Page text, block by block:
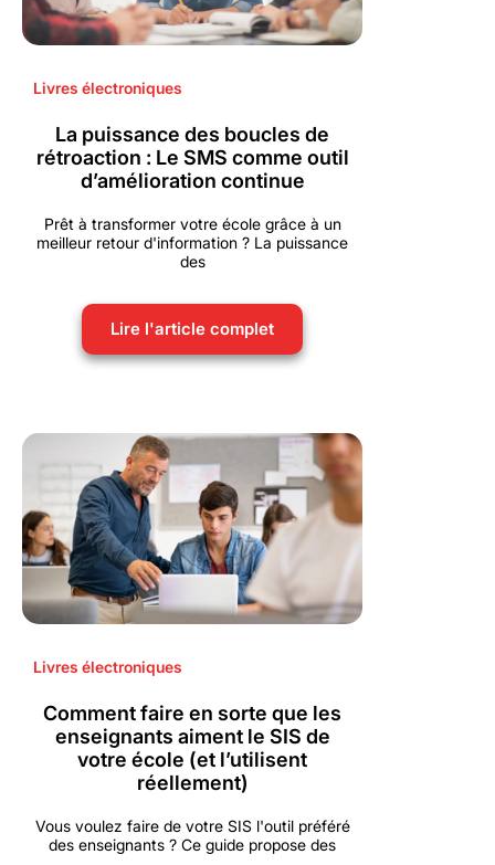
Livres électroniques
La puissance des boucles de
rétroaction : Le SMS comme outil
d’amélioration continue
Prêt à transformer votre école grâce à un
meilleur retour d'information ? La puissance
des
Lire l'article complet
Livres électroniques
Comment faire en sorte que les
enseignants aiment le SIS de
votre école (et l’utilisent
réellement)
Vous voulez faire de votre SIS l'outil préféré
des enseignants ? Ce guide propose des